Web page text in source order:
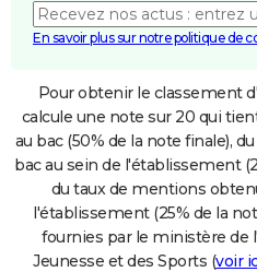
En savoir plus sur notre politique de
Pour obtenir le classement
calcule une note sur 20 qui
au bac (50% de la note finale),
bac au sein de l'établissement
du taux de mentions
l'établissement (25% de la
fournies par le ministère de
Jeunesse et des Sports (voir